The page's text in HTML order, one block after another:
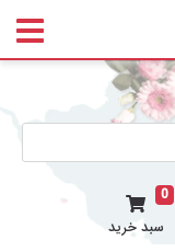
0
سبد خرید